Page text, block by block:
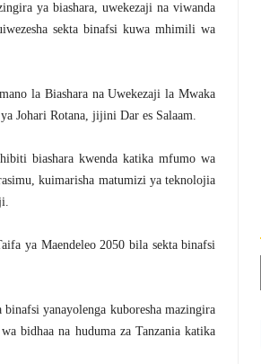
ya biashara, uwekezaji na viwanda
sekta binafsi kuwa mhimili wa
la Biashara na Uwekezaji la Mwaka
Johari Rotana, jijini Dar es Salaam.
biashara kwenda katika mfumo wa
kuimarisha matumizi ya teknolojia
ya Maendeleo 2050 bila sekta binafsi
yanayolenga kuboresha mazingira
bidhaa na huduma za Tanzania katika